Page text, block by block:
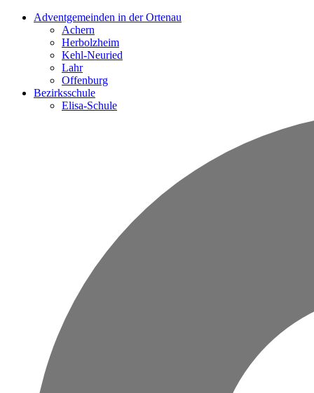
Adventgemeinden in der Ortenau
Achern
Herbolzheim
Kehl-Neuried
Lahr
Offenburg
Bezirksschule
Elisa-Schule